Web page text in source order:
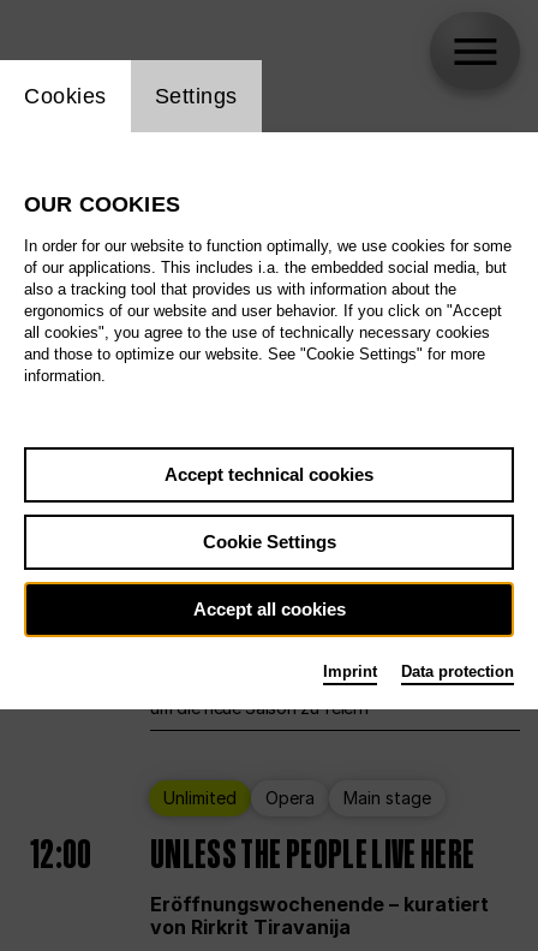
All artistic fields
All locations
All features
Sat29.8.
Ballet Main stage Staatsballett Berlin
12:00 Eröffnungswochenende
Die Deutsche Oper Berlin öffnet ihre Pforten,
um die neue Saison zu feiern
Unlimited Opera Main stage
12:00 UNLESS THE PEOPLE LIVE HERE
Eröffnungswochenende – kuratiert
von Rirkrit Tiravanija
Website cookie setting
Cookies Settings
OUR COOKIES
In order for our website to function optimally, we use cookies for some
of our applications. This includes i.a. the embedded social media, but
also a tracking tool that provides us with information about the
ergonomics of our website and user behavior. If you click on "Accept
all cookies", you agree to the use of technically necessary cookies
and those to optimize our website. See "Cookie Settings" for more
information.
Accept technical cookies
Cookie Settings
Accept all cookies
Imprint Data protection